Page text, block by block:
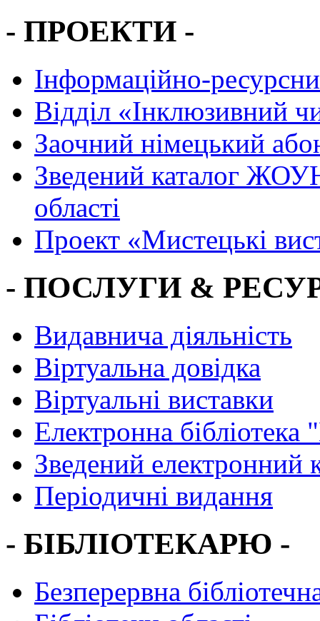
- ПРОЕКТИ -
Інформаційно-
Вiддiл «Інклюзивний
Заочний німецький
Зведений каталог
області
Проект «Мистецькі
- ПОСЛУГИ &
Видавнича діяльність
Віртуальна довідка
Віртуальні виставки
Електронна
Зведений електронний
Періодичні видання
- БІБЛІОТЕКАРЮ -
Безперервна